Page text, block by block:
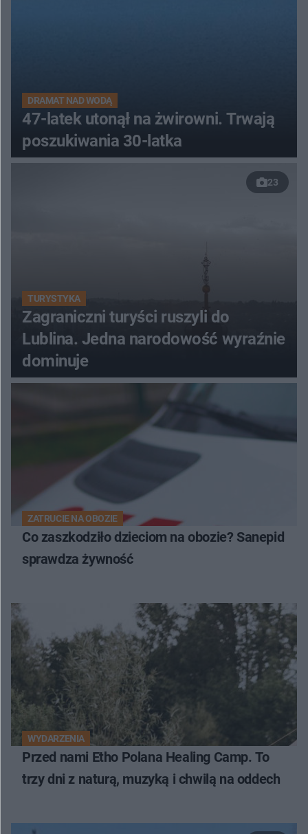
DRAMAT NAD WODĄ
47-latek utonął na żwirowni. Trwają
poszukiwania 30-latka
23
TURYSTYKA
Zagraniczni turyści ruszyli do
Lublina. Jedna narodowość wyraźnie
dominuje
ZATRUCIE NA OBOZIE
Co zaszkodziło dzieciom na obozie? Sanepid
sprawdza żywność
WYDARZENIA
Przed nami Etho Polana Healing Camp. To
trzy dni z naturą, muzyką i chwilą na oddech